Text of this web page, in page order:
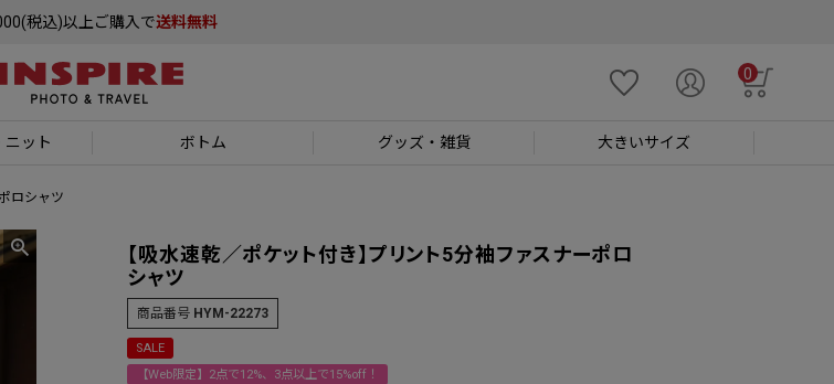
税込)以上ご購入で送料無料
0
ニット ボトム グッズ ・雑貨 大きいサイズ
ロシャツ
【吸水速乾／ポケット付き】プリント5分袖ファスナーポロ
シャツ
商品番号 HYM-22273
SALE
【Web限定】2点で12%、3点以上で15%off！